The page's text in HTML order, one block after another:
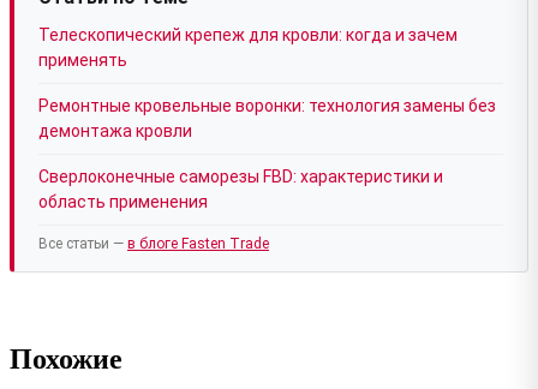
Телескопический крепеж для кровли: когда и зачем
применять
Ремонтные кровельные воронки: технология замены без
демонтажа кровли
Сверлоконечные саморезы FBD: характеристики и
область применения
Все статьи — в блоге Fasten Trade
Похожие